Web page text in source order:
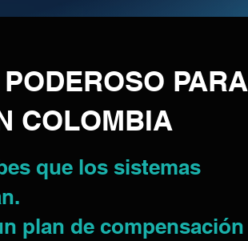
PARA
COLOMBIA
que los sistemas
plan de compensación